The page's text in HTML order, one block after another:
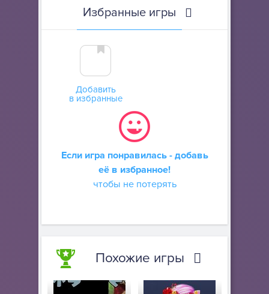
Избранные игры
Добавить
в избранные
Если игра понравилась - добавь
её в избранное!
чтобы не потерять
Похожие игры